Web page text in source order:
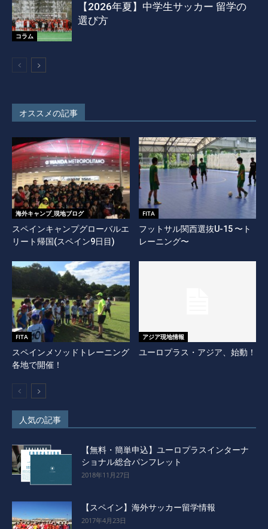
コラム
【2026年夏】中学生サッカー 留学の
選び方
オススメの記事
海外キャンプ_現地ブログ
スペインキャンプグローバルエ
リート帰国(スペイン9日目)
FITA
フットサル関西選抜U-15 〜ト
レーニング〜
FITA
スペインメソッドトレーニング
各地で開催！
アジア現地情報
ユーロプラス・アジア、始動！
人気の記事
【無料・簡単申込】ユーロプラスインターナ
ショナル総合パンフレット
2018年11月27日
【スペイン】海外サッカー留学情報
2017年4月23日